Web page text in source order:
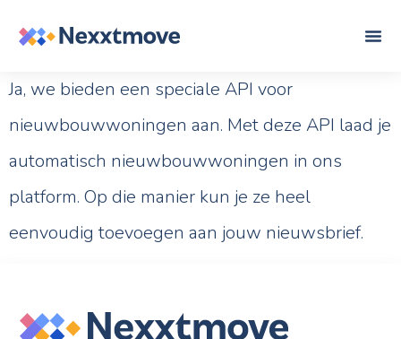
Ja, we bieden een speciale API voor
nieuwbouwwoningen aan. Met deze API laad je
automatisch nieuwbouwwoningen in ons
platform. Op die manier kun je ze heel
eenvoudig toevoegen aan jouw nieuwsbrief.